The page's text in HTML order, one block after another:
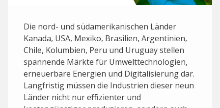
Die nord- und südamerikanischen Länder
Kanada, USA, Mexiko, Brasilien, Argentinien,
Chile, Kolumbien, Peru und Uruguay stellen
spannende Märkte für Umwelttechnologien,
erneuerbare Energien und Digitalisierung dar.
Langfristig müssen die Industrien dieser neun
Länder nicht nur effizienter und